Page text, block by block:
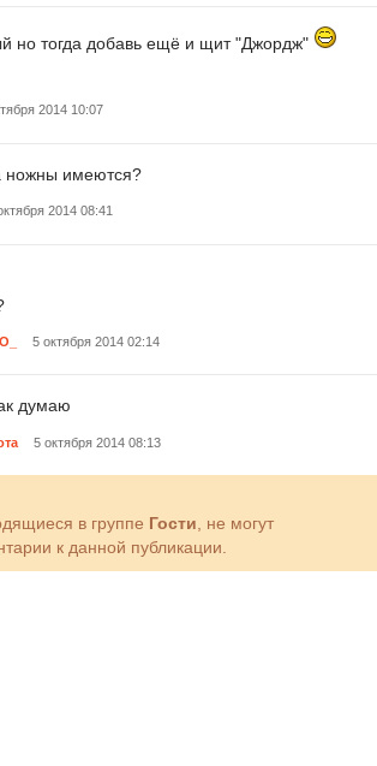
но тогда добавь ещё и щит "Джордж"
2014 10:07
ножны имеются?
2014 08:41
5 октября 2014 02:14
думаю
5 октября 2014 08:13
в группе Гости , не могут
к данной публикации.